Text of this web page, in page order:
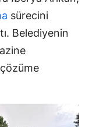
sürecini
Belediyenin